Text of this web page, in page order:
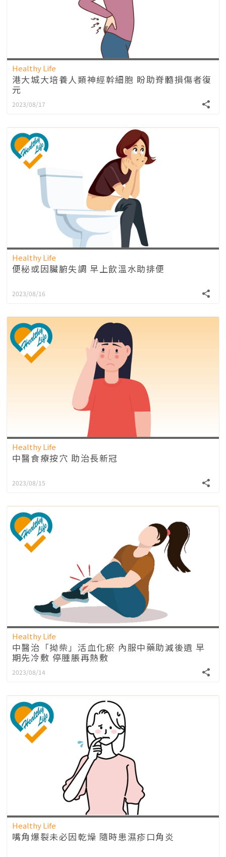
Healthy Life
港大城大培養人類神經幹細胞 盼助脊髓損傷者復
元
2023/08/17
Healthy Life
便秘或因臟腑失調 早上飲溫水助排便
2023/08/16
Healthy Life
中醫食療按穴 助治長新冠
2023/08/15
Healthy Life
中醫治「拗柴」活血化瘀 內服中藥助減後遺 早
期先冷敷 停腫脹再熱敷
2023/08/14
Healthy Life
嘴角爆裂未必因乾燥 隨時患濕疹口角炎